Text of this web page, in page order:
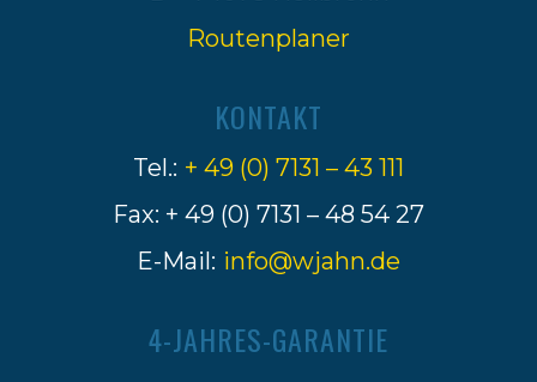
Routenplaner
KONTAKT
Tel.: + 49 (0) 7131 – 43 111
Fax: + 49 (0) 7131 – 48 54 27
E-Mail: info@wjahn.de
4-JAHRES-GARANTIE